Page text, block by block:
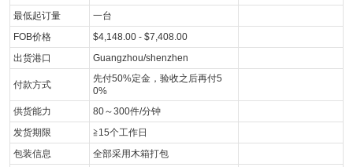
最低起订量
一台
FOB价格
$4,148.00 - $7,408.00
出货港口
Guangzhou/shenzhen
付款方式
先付50%定金，验收之后再付5
0%
供货能力
80～300件/分钟
发货期限
≧15个工作日
包装信息
全部采用木箱打包